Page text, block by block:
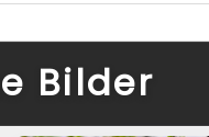
Bilder